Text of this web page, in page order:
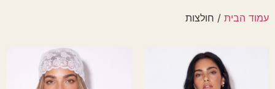
עמוד הבית / חולצות